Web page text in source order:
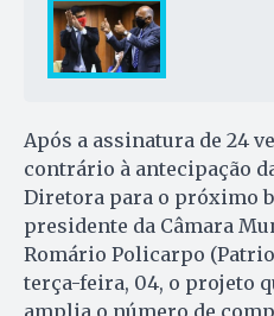
Após a assinatura de 24
contrário à antecipação
Diretora para o próximo
presidente da Câmara
Romário Policarpo
terça-feira, 04, o projeto